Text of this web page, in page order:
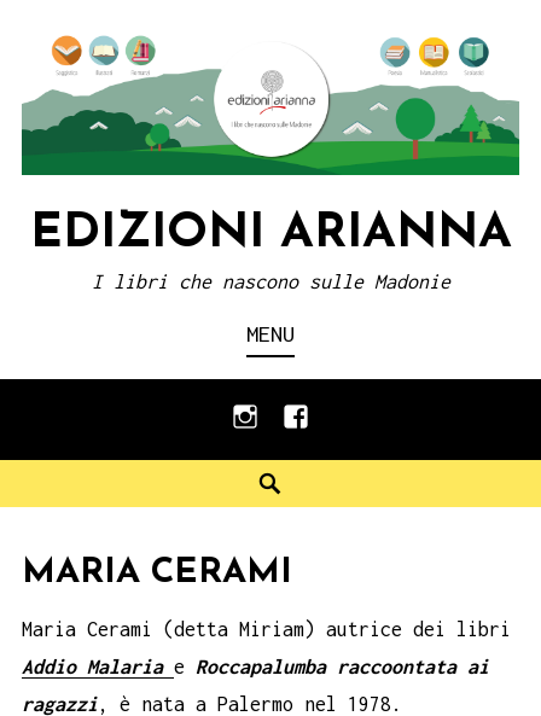
content
EDIZIONI ARIANNA
I libri che nascono sulle Madonie
MENU
instagramfacebook
MARIA CERAMI
Maria Cerami (detta Miriam) autrice dei libri
Addio Malaria e Roccapalumba raccoontata ai
ragazzi, è nata a Palermo nel 1978.